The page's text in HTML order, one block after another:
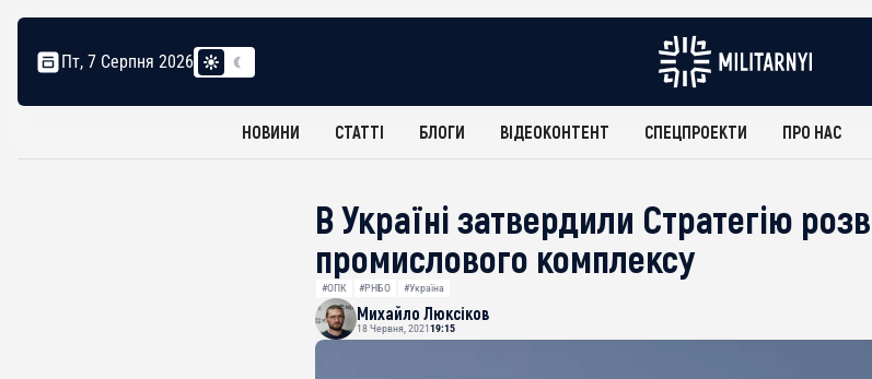
Пт, 7 Серпня 2026
НОВИНИ СТАТТІ БЛОГИ ВІДЕОКОНТЕНТ СПЕЦПРОЕКТИ ПРО НАС
В Україні затвердили Стратегію
промислового комплексу
#ОПК #РНБО #Україна
Михайло Люксіков
18 Червня, 202119:15